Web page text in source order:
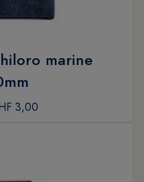
marine
3,00